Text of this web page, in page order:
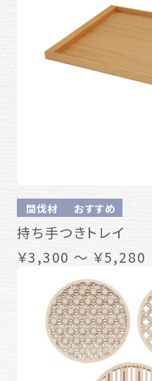
間伐材 おすすめ
持ち手つきトレイ
￥3,300 ～ ￥5,280